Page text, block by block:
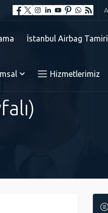
İstanbul Airbag Tamiri
Hizmetlerimiz